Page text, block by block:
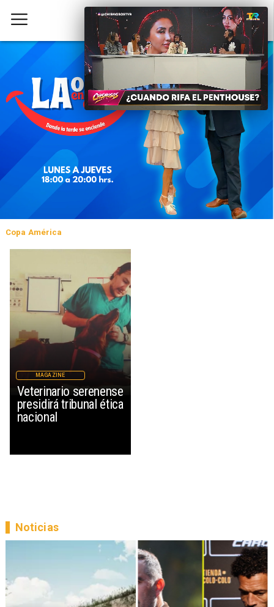
Copa América
Veterinario serenense
presidirá tribunal ética
nacional
MAGAZINE
Noticias